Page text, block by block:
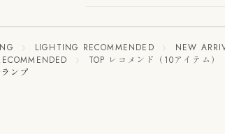
を
減
ら
す
を
増
や
す
LIGHTING RECOMMENDED NEW
TOP レコメンド（10アイテム）
ンプ